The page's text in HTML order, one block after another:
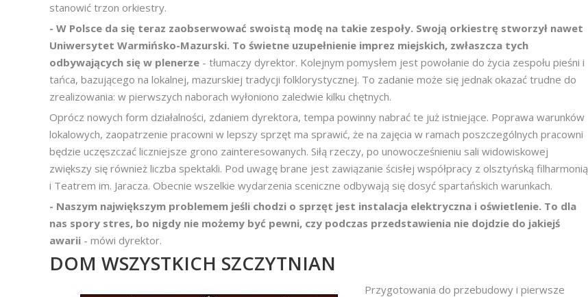
stanowić trzon orkiestry.
- W Polsce da się teraz zaobserwować swoistą modę na takie zespoły. Swoją orkiestrę stworzył nawet
Uniwersytet Warmińsko-Mazurski. To świetne uzupełnienie imprez miejskich, zwłaszcza tych
odbywających się w plenerze - tłumaczy dyrektor. Kolejnym pomysłem jest powołanie do życia zespołu pieśni i
tańca, bazującego na lokalnej, mazurskiej tradycji folklorystycznej. To zadanie może się jednak okazać trudne do
zrealizowania: w pierwszych naborach wyłoniono zaledwie kilku chętnych.
Oprócz nowych form działalności, zdaniem dyrektora, tempa powinny nabrać te już istniejące. Poprawa warunków
lokalowych, zaopatrzenie pracowni w lepszy sprzęt ma sprawić, że na zajęcia w ramach poszczególnych pracowni
będzie uczęszczać liczniejsze grono zainteresowanych. Siłą rzeczy, po unowocześnieniu sali widowiskowej
zwiększy się również liczba spektakli. Pod uwagę brane jest zawiązanie ścisłej współpracy z olsztyńską filharmonią
i Teatrem im. Jaracza. Obecnie wszelkie wydarzenia sceniczne odbywają się dosyć spartańskich warunkach.
- Naszym największym problemem jeśli chodzi o sprzęt jest instalacja elektryczna i oświetlenie. To dla
nas spory stres, bo nigdy nie możemy być pewni, czy podczas przedstawienia nie dojdzie do jakiejś
awarii - mówi dyrektor.
DOM WSZYSTKICH SZCZYTNIAN
Przygotowania do przebudowy i pierwsze